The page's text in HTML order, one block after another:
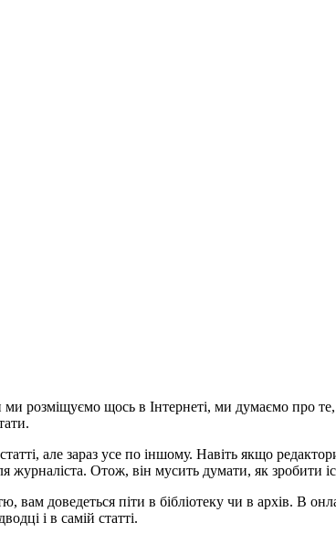
розміщуємо щось в Інтернеті, ми думаємо про
але зараз усе по іншому. Навіть якщо
Отож, він мусить думати, як зробити
вам доведеться піти в бібліотеку чи в архів. В
і в самій статті.